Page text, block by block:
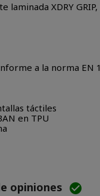
XDRY
a la norma EN
táctiles
en TPU
opiniones 